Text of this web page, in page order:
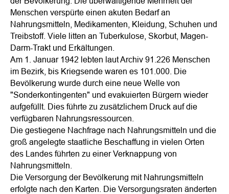
Menschen verspürte einen akuten Bedarf an
Nahrungsmitteln, Medikamenten, Kleidung, Schuhen und
Treibstoff. Viele litten an Tuberkulose, Skorbut, Magen-
Darm-Trakt und Erkältungen.
Am 1. Januar 1942 lebten laut Archiv 91.226 Menschen
im Bezirk, bis Kriegsende waren es 101.000. Die
Bevölkerung wurde durch eine neue Welle von
"Sonderkontingenten" und evakuierten Bürgern wieder
aufgefüllt. Dies führte zu zusätzlichem Druck auf die
verfügbaren Nahrungsressourcen.
Die gestiegene Nachfrage nach Nahrungsmitteln und die
groß angelegte staatliche Beschaffung in vielen Orten
des Landes führten zu einer Verknappung von
Nahrungsmitteln.
Die Versorgung der Bevölkerung mit Nahrungsmitteln
erfolgte nach den Karten. Die Versorgungsraten änderten